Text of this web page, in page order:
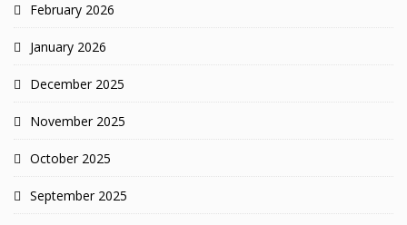
February 2026
January 2026
December 2025
November 2025
October 2025
September 2025